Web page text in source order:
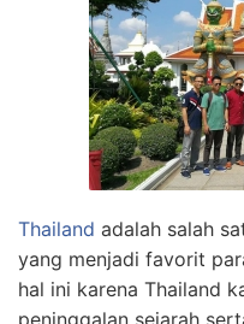
Thailand adalah salah
yang menjadi favorit
hal ini karena Thailand
peninggalan sejarah